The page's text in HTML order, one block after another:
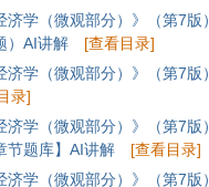
济学（微观部分）》（第7版
）AI讲解
[查看目录]
济学（微观部分）》（第7版
录]
济学（微观部分）》（第7版
节题库】AI讲解
[查看目录]
济学（微观部分）》（第7版